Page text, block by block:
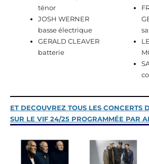
ténor
JOSH WERNER
basse électrique
GERALD CLEAVER
batterie
ET DECOUVREZ TOUS LES CONCERTS
SUR LE VIF 24/25 PROGRAMMÉE PAR